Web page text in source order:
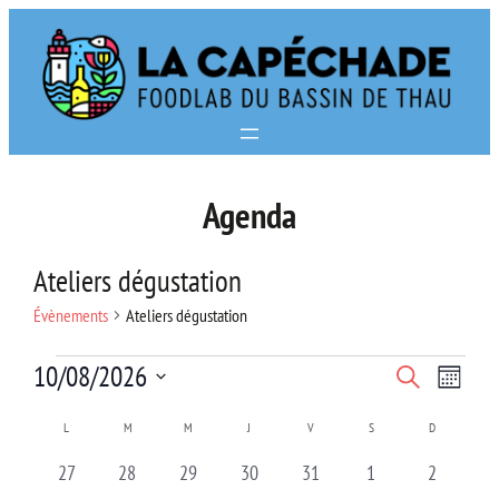
contenu
Agenda
Ateliers dégustation
Évènements Ateliers dégustation
Évènements Recherche
Mois
10/08/2026
date.
Calendrier
de
L M M J VVENDREDI SSAMEDI DDIMANCHE
0
27
0
28
0
29
0
30
0
31
01
0
2